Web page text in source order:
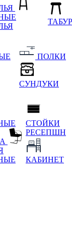
ПОЛКИ
СУНДУКИ
СТОЙКИ
РЕСЕПШН
КАБИНЕТ